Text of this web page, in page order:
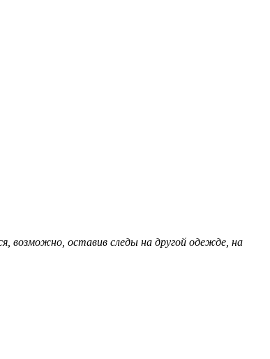
возможно, оставив следы на другой одежде, на